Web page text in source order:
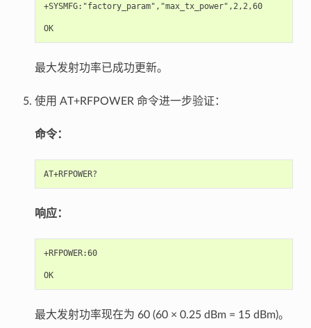
+SYSMFG:"factory_param","max_tx_power",2,2,60
OK
最大发射功率已成功更新。
使用 AT+RFPOWER 命令进一步验证：
命令：
响应：
+RFPOWER:60
OK
最大发射功率现在为 60 (60 × 0.25 dBm = 15 dBm)。